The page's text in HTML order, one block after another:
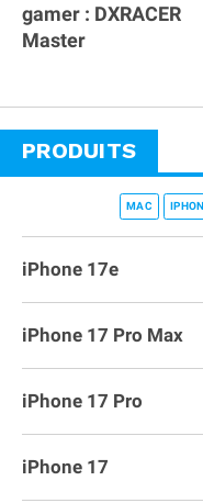
gamer : DXRACER
Master
PRODUITS
MAC
iPhone 17e
iPhone 17 Pro Max
iPhone 17 Pro
iPhone 17